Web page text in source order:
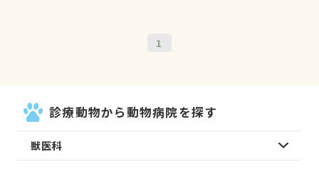
1
診療動物から動物病院を探す
獣医科